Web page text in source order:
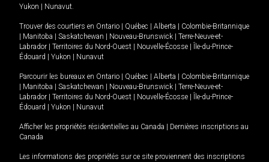
Yukon
Nunavut.
Trouver des courtiers en Ontario Québec Alberta
Colombie-Britannique
Manitoba Saskatchewan Nouveau-Brunswick
Terre-Neuve-et-
Labrador
Territoires du Nord-Ouest Nouvelle-Écosse
Île-du-Prince-
Édouard
Yukon Nunavut
Parcourir les bureaux en Ontario Québec Alberta
Colombie-Britannique
Manitoba Saskatchewan Nouveau-Brunswick
Terre-Neuve-et-
Labrador
Territoires du Nord-Ouest Nouvelle-Écosse
Île-du-Prince-
Édouard
Yukon Nunavut
Afficher les propriétés résidentielles au Canada
Dernières inscriptions au
Canada
Les informations des propriétés sur ce site proviennent des inscriptions